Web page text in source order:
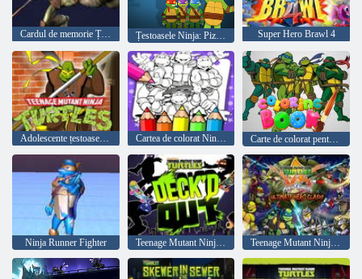
Cardul de memorie Țestoasele Ninja Meci Țestoasele Ninja: Pizza Like A Turtle Do! Super Hero Brawl 4
Adolescente țestoase ninja mutante Cartea de colorat Ninja Turtle Carte de colorat pentru țestoasa Ninja
Ninja Runner Fighter Teenage Mutant Ninja Turtles Puntea a ieșit Teenage Mutant Ninja Turtles vs Power Rangers: Ultimate Hero Clash